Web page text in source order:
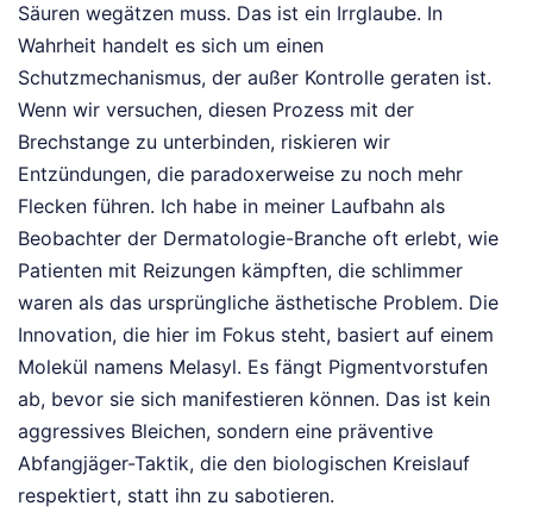
Säuren wegätzen muss. Das ist ein Irrglaube. In
Wahrheit handelt es sich um einen
Schutzmechanismus, der außer Kontrolle geraten ist.
Wenn wir versuchen, diesen Prozess mit der
Brechstange zu unterbinden, riskieren wir
Entzündungen, die paradoxerweise zu noch mehr
Flecken führen. Ich habe in meiner Laufbahn als
Beobachter der Dermatologie-Branche oft erlebt, wie
Patienten mit Reizungen kämpften, die schlimmer
waren als das ursprüngliche ästhetische Problem. Die
Innovation, die hier im Fokus steht, basiert auf einem
Molekül namens Melasyl. Es fängt Pigmentvorstufen
ab, bevor sie sich manifestieren können. Das ist kein
aggressives Bleichen, sondern eine präventive
Abfangjäger-Taktik, die den biologischen Kreislauf
respektiert, statt ihn zu sabotieren.